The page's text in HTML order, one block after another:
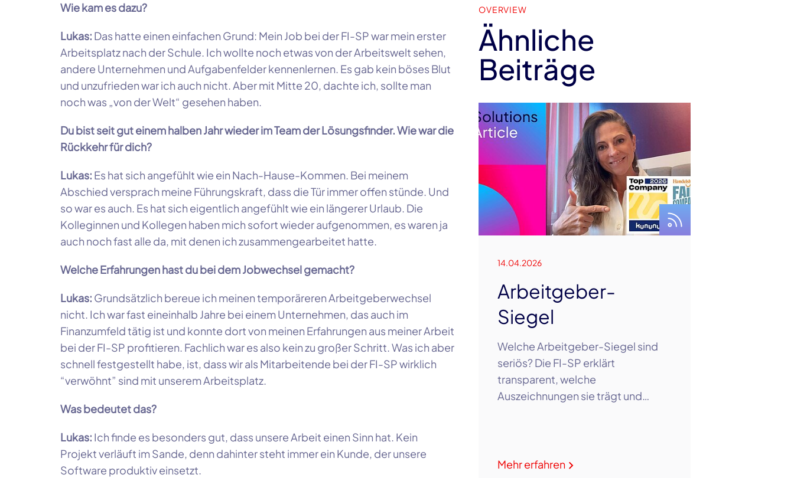
Wie kam es dazu?
Lukas: Das hatte einen einfachen Grund: Mein Job bei der FI-SP war mein erster
Arbeitsplatz nach der Schule. Ich wollte noch etwas von der Arbeitswelt sehen,
andere Unternehmen und Aufgabenfelder kennenlernen. Es gab kein böses Blut
und unzufrieden war ich auch nicht. Aber mit Mitte 20, dachte ich, sollte man
noch was „von der Welt“ gesehen haben.
Du bist seit gut einem halben Jahr wieder im Team der Lösungsfinder. Wie war die
Rückkehr für dich?
Lukas: Es hat sich angefühlt wie ein Nach-Hause-Kommen. Bei meinem
Abschied versprach meine Führungskraft, dass die Tür immer offen stünde. Und
so war es auch. Es hat sich eigentlich angefühlt wie ein längerer Urlaub. Die
Kolleginnen und Kollegen haben mich sofort wieder aufgenommen, es waren ja
auch noch fast alle da, mit denen ich zusammengearbeitet hatte.
Welche Erfahrungen hast du bei dem Jobwechsel gemacht?
Lukas: Grundsätzlich bereue ich meinen temporäreren Arbeitgeberwechsel
nicht. Ich war fast eineinhalb Jahre bei einem Unternehmen, das auch im
Finanzumfeld tätig ist und konnte dort von meinen Erfahrungen aus meiner Arbeit
bei der FI-SP profitieren. Fachlich war es also kein zu großer Schritt. Was ich aber
schnell festgestellt habe, ist, dass wir als Mitarbeitende bei der FI-SP wirklich
“verwöhnt” sind mit unserem Arbeitsplatz.
Was bedeutet das?
Lukas: Ich finde es besonders gut, dass unsere Arbeit einen Sinn hat. Kein
Projekt verläuft im Sande, denn dahinter steht immer ein Kunde, der unsere
Software produktiv einsetzt.
OVERVIEW
Ähnliche
Beiträge
14.04.2026
Arbeitgeber-
Siegel
Welche Arbeitgeber-Siegel sind
seriös? Die FI-SP erklärt
transparent, welche
Auszeichnungen sie trägt und…
Mehr erfahren